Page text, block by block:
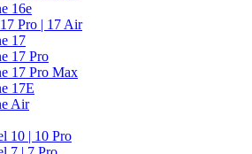
16e
Pro | 17 Air
17
17 Pro
17 Pro Max
17E
Air
10 | 10 Pro